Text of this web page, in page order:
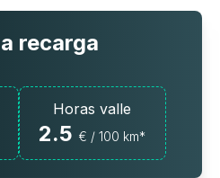
recarga
Horas valle
2.5 € / 100 km*